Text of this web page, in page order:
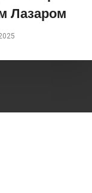
Лазаром